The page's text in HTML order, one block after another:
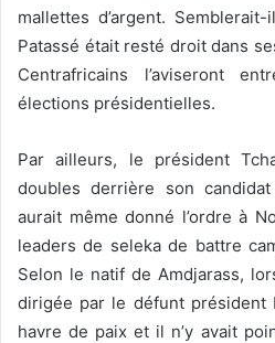
mallettes d’argent.
Patassé était resté droit dans
Centrafricains l’aviseront
élections présidentielles.
Par ailleurs, le président
doubles derrière son
aurait même donné l’ordre à
leaders de seleka de battre
Selon le natif de Amdjarass,
dirigée par le défunt président
havre de paix et il n’y avait